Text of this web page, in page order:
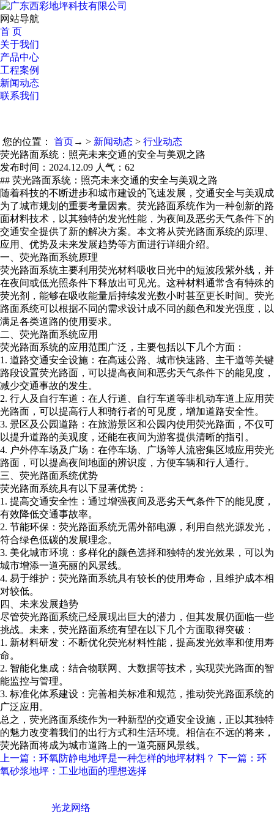
网站导航
首 页
关于我们
产品中心
工程案例
新闻动态
联系我们
您的位置： 首页→ > 新闻动态 > 行业动态
荧光路面系统：照亮未来交通的安全与美观之路
发布时间：2024.12.09 人气： 62
## 荧光路面系统：照亮未来交通的安全与美观之路
随着科技的不断进步和城市建设的飞速发展，交通安全与美观成
为了城市规划的重要考量因素。荧光路面系统作为一种创新的路
面材料技术，以其独特的发光性能，为夜间及恶劣天气条件下的
交通安全提供了新的解决方案。本文将从荧光路面系统的原理、
应用、优势及未来发展趋势等方面进行详细介绍。
一、荧光路面系统原理
荧光路面系统主要利用荧光材料吸收日光中的短波段紫外线，并
在夜间或低光照条件下释放出可见光。这种材料通常含有特殊的
荧光剂，能够在吸收能量后持续发光数小时甚至更长时间。荧光
路面系统可以根据不同的需求设计成不同的颜色和发光强度，以
满足各类道路的使用要求。
二、荧光路面系统应用
荧光路面系统的应用范围广泛，主要包括以下几个方面：
1. 道路交通安全设施：在高速公路、城市快速路、主干道等关键
路段设置荧光路面，可以提高夜间和恶劣天气条件下的能见度，
减少交通事故的发生。
2. 行人及自行车道：在人行道、自行车道等非机动车道上应用荧
光路面，可以提高行人和骑行者的可见度，增加道路安全性。
3. 景区及公园道路：在旅游景区和公园内使用荧光路面，不仅可
以提升道路的美观度，还能在夜间为游客提供清晰的指引。
4. 户外停车场及广场：在停车场、广场等人流密集区域应用荧光
路面，可以提高夜间地面的辨识度，方便车辆和行人通行。
三、荧光路面系统优势
荧光路面系统具有以下显著优势：
1. 提高交通安全性：通过增强夜间及恶劣天气条件下的能见度，
有效降低交通事故率。
2. 节能环保：荧光路面系统无需外部电源，利用自然光源发光，
符合绿色低碳的发展理念。
3. 美化城市环境：多样化的颜色选择和独特的发光效果，可以为
城市增添一道亮丽的风景线。
4. 易于维护：荧光路面系统具有较长的使用寿命，且维护成本相
对较低。
四、未来发展趋势
尽管荧光路面系统已经展现出巨大的潜力，但其发展仍面临一些
挑战。未来，荧光路面系统有望在以下几个方面取得突破：
1. 新材料研发：不断优化荧光材料性能，提高发光效率和使用寿
命。
2. 智能化集成：结合物联网、大数据等技术，实现荧光路面的智
能监控与管理。
3. 标准化体系建设：完善相关标准和规范，推动荧光路面系统的
广泛应用。
总之，荧光路面系统作为一种新型的交通安全设施，正以其独特
的魅力改变着我们的出行方式和生活环境。相信在不远的将来，
荧光路面将成为城市道路上的一道亮丽风景线。
上一篇：环氧防静电地坪是一种怎样的地坪材料？ 下一篇：环
氧砂浆地坪：工业地面的理想选择
光龙网络